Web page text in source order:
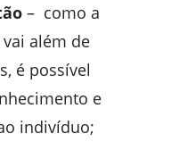
– como a
além de
é possível
e
indivíduo;